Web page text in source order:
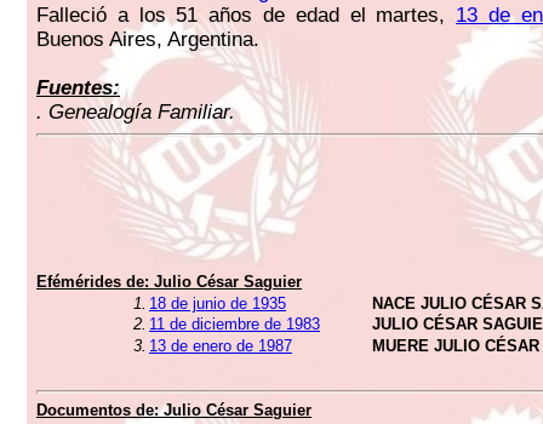
Falleció a los 51 años de edad el martes, 13 de
Buenos Aires, Argentina.
Fuentes:
. Genealogía Familiar.
Efémérides de: Julio César Saguier
1. 18 de junio de 1935
NACE JULIO CÉSAR
2. 11 de diciembre de 1983
JULIO CÉSAR
3. 13 de enero de 1987 MUERE JULIO
Documentos de:Julio César Saguier